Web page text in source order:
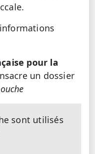
pour la
un dossier
sont utilisés